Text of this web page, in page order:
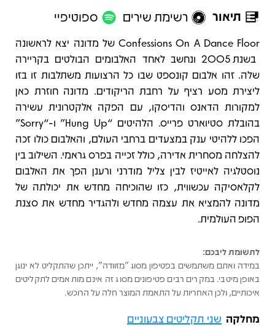
תיאור רשימת שירים ספוטיפיי
תיאור
Confessions On A Dance Floor של מדונה יצא לראשונה
בשנת 2005 ונחשב לאחד האלבומים הבולטים בקריירה
שלה. זהו אלבום קונספט שבו כל הרצועות משתלבות זו בזו
ליצירת מסע רציף על רחבת הריקודים. מדונה חוזרת כאן
למקורות הדאנס והדיסקו, עם הפקה אלקטרונית עשירה
בהובלת סטיוארט פרייס. הלהיטים “Hung Up” ו-“Sorry”
הפכו ללהיטי ענק במצעדים ברחבי העולם, והאלבום כולו זכה
להצלחה מסחרית אדירה, כולל זכייה בפרס גראמי. השילוב בין
נוסטלגיה לאייטיז לבין צליל מודרני ורענן הפך את האלבום
לקלאסיקה עכשווית, כזו שהוכיחה מחדש את יכולתה של
מדונה להמציא את עצמה מחדש ולהגדיר מחדש את סצנת
הפופ העולמית.
לתשומת ליבכם:
במידה ואתם משתמשים בפטיפון מסוג "מזוודה", ייתכן שהתקליט לא ינוגן
באופן מיטבי. במקרים רבים פטיפונים מסוג זה אינם מותאמים לתקליטים
איכותיים, ולכן האחריות על התאמת המוצר חלה על הרוכש.
מחלקה שני תקליטים צבעוניים